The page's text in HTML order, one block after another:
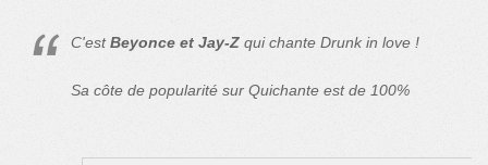
C'estBeyonce et Jay-Z qui chante Drunk in love !
Sa côte de popularité sur Quichante est de 100%